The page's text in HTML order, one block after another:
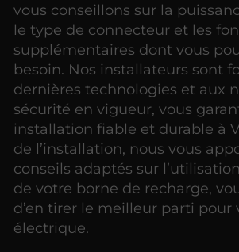
vous conseillons sur la
le type de connecteur et les
supplémentaires dont vous
besoin. Nos installateurs sont
dernières technologies et aux
sécurité en vigueur, vous
installation fiable et durable à
de l’installation, nous vous
conseils adaptés sur
de votre borne de recharge,
d’en tirer le meilleur parti pour
électrique.